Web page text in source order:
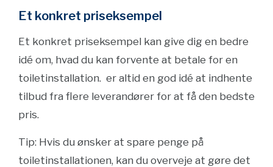
Et konkret priseksempel
Et konkret priseksempel kan give dig en bedre
idé om, hvad du kan forvente at betale for en
toiletinstallation. er altid en god idé at indhente
tilbud fra flere leverandører for at få den bedste
pris.
Tip: Hvis du ønsker at spare penge på
toiletinstallationen, kan du overveje at gøre det